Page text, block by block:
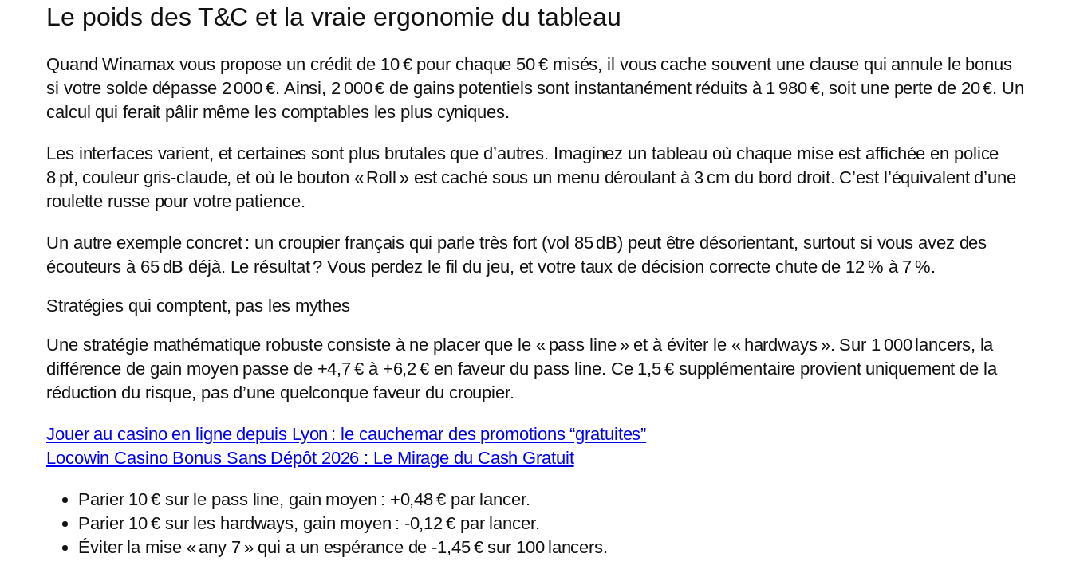
Le poids des T&C et la vraie ergonomie du tableau
Quand Winamax vous propose un crédit de 10 € pour chaque 50 € misés, il vous cache souvent une clause qui annule le bonus
si votre solde dépasse 2 000 €. Ainsi, 2 000 € de gains potentiels sont instantanément réduits à 1 980 €, soit une perte de 20 €. Un
calcul qui ferait pâlir même les comptables les plus cyniques.
Les interfaces varient, et certaines sont plus brutales que d’autres. Imaginez un tableau où chaque mise est affichée en police
8 pt, couleur gris-claude, et où le bouton « Roll » est caché sous un menu déroulant à 3 cm du bord droit. C’est l’équivalent d’une
roulette russe pour votre patience.
Un autre exemple concret : un croupier français qui parle très fort (vol 85 dB) peut être désorientant, surtout si vous avez des
écouteurs à 65 dB déjà. Le résultat ? Vous perdez le fil du jeu, et votre taux de décision correcte chute de 12 % à 7 %.
Stratégies qui comptent, pas les mythes
Une stratégie mathématique robuste consiste à ne placer que le « pass line » et à éviter le « hardways ». Sur 1 000 lancers, la
différence de gain moyen passe de +4,7 € à +6,2 € en faveur du pass line. Ce 1,5 € supplémentaire provient uniquement de la
réduction du risque, pas d’une quelconque faveur du croupier.
Jouer au casino en ligne depuis Lyon : le cauchemar des promotions “gratuites”
Locowin Casino Bonus Sans Dépôt 2026 : Le Mirage du Cash Gratuit
Parier 10 € sur le pass line, gain moyen : +0,48 € par lancer.
Parier 10 € sur les hardways, gain moyen : -0,12 € par lancer.
Éviter la mise « any 7 » qui a un espérance de -1,45 € sur 100 lancers.